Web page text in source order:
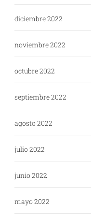
diciembre 2022
noviembre 2022
octubre 2022
septiembre 2022
agosto 2022
julio 2022
junio 2022
mayo 2022